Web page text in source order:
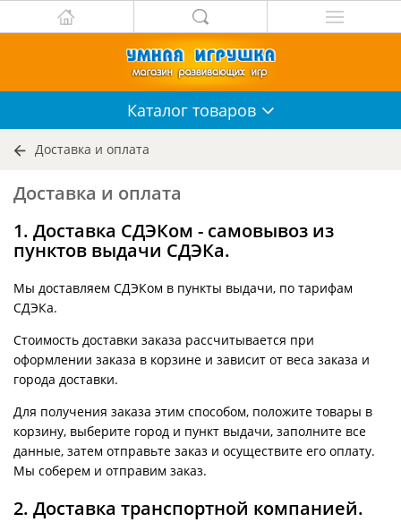
Каталог товаров
Доставка и оплата
Доставка и оплата
1. Доставка СДЭКом - самовывоз из
пунктов выдачи СДЭКа.
Мы доставляем СДЭКом в пункты выдачи, по тарифам
СДЭКа.
Стоимость доставки заказа рассчитывается при
оформлении заказа в корзине и зависит от веса заказа и
города доставки.
Для получения заказа этим способом, положите товары в
корзину, выберите город и пункт выдачи, заполните все
данные, затем отправьте заказ и осуществите его оплату.
Мы соберем и отправим заказ.
2. Доставка транспортной компанией.